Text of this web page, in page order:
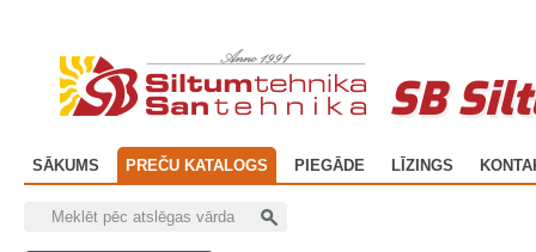
SB
SĀKUMS PREČU KATALOGS PIEGĀDE LĪZINGS